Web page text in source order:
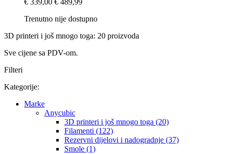
€ 339,00 € 489,99
Trenutno nije dostupno
3D printeri i još mnogo toga: 20 proizvoda
Sve cijene sa PDV-om.
Filteri
Kategorije:
Marke
Anycubic
3D printeri i još mnogo toga (20)
Filamenti (122)
Rezervni dijelovi i nadogradnje (37)
Smole (1)